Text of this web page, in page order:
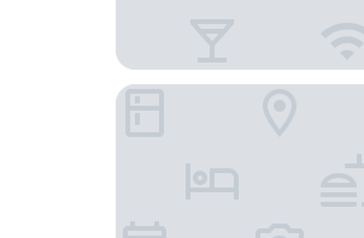
深圳大中華喜來登酒店